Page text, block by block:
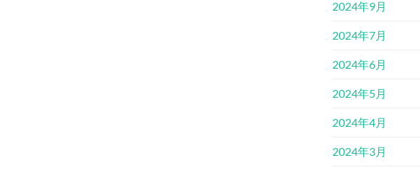
2024年9月
2024年7月
2024年6月
2024年5月
2024年4月
2024年3月